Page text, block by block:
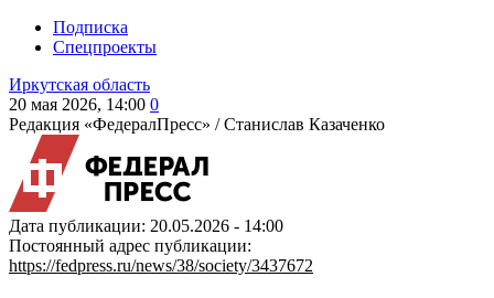
Подписка
Спецпроекты
Иркутская область
20 мая 2026, 14:00 0
Редакция «ФедералПресс» /Станислав Казаченко
Дата публикации: 20.05.2026 - 14:00
Постоянный адрес публикации:
https://fedpress.ru/news/38/society/3437672